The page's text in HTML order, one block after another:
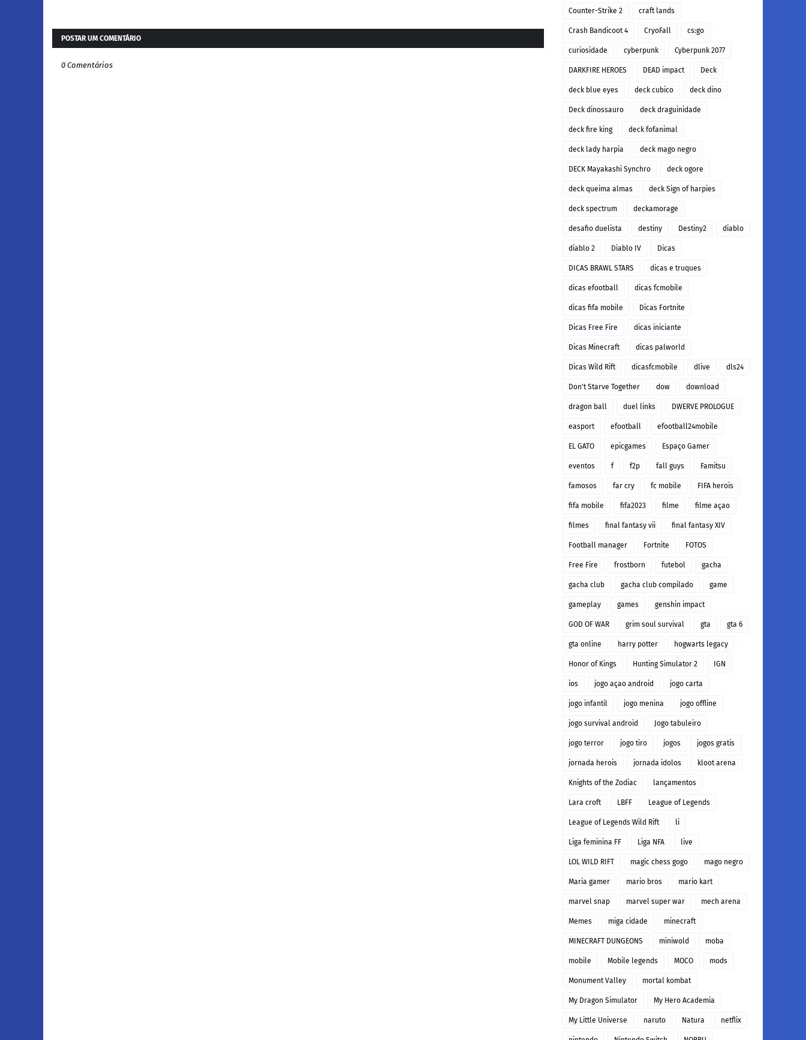
POSTAR UM COMENTÁRIO
0 Comentários
Counter-Strike 2 craft lands
Crash Bandicoot 4 CryoFall cs:go
curiosidade cyberpunk Cyberpunk 2077
DARKFIRE HEROES DEAD impact Deck
deck blue eyes deck cubico deck dino
Deck dinossauro deck draguinidade
deck fire king deck fofanimal
deck lady harpia deck mago negro
DECK Mayakashi Synchro deck ogore
deck queima almas deck Sign of harpies
deck spectrum deckamorage
desafio duelista destiny Destiny2 diablo
diablo 2 Diablo IV Dicas
DICAS BRAWL STARS dicas e truques
dicas efootball dicas fcmobile
dicas fifa mobile Dicas Fortnite
Dicas Free Fire dicas iniciante
Dicas Minecraft dicas palworld
Dicas Wild Rift dicasfcmobile dlive dls24
Don't Starve Together dow download
dragon ball duel links DWERVE PROLOGUE
easport efootball efootball24mobile
EL GATO epicgames Espaço Gamer
eventos f f2p fall guys Famitsu
famosos far cry fc mobile FIFA herois
fifa mobile fifa2023 filme filme açao
filmes final fantasy vii final fantasy XIV
Football manager Fortnite FOTOS
Free Fire frostborn futebol gacha
gacha club gacha club compilado game
gameplay games genshin impact
GOD OF WAR grim soul survival gta gta 6
gta online harry potter hogwarts legacy
Honor of Kings Hunting Simulator 2 IGN
ios jogo açao android jogo carta
jogo infantil jogo menina jogo offline
jogo survival android Jogo tabuleiro
jogo terror jogo tiro jogos jogos gratis
jornada herois jornada idolos kloot arena
Knights of the Zodiac lançamentos
Lara croft LBFF League of Legends
League of Legends Wild Rift li
Liga feminina FF Liga NFA live
LOL WILD RIFT magic chess gogo mago negro
Maria gamer mario bros mario kart
marvel snap marvel super war mech arena
Memes miga cidade minecraft
MINECRAFT DUNGEONS miniwold moba
mobile Mobile legends MOCO mods
Monument Valley mortal kombat
My Dragon Simulator My Hero Academia
My Little Universe naruto Natura netflix